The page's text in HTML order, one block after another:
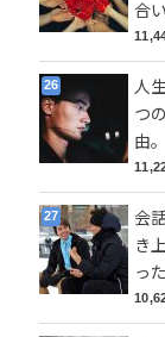
合
人
つ
由。
会
き
った